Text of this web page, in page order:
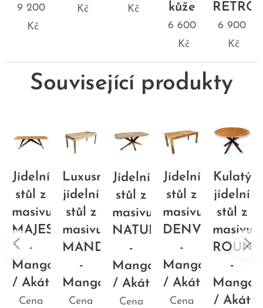
9 200
Kč
Kč
Kč
kůže
6 600
Kč
RETRO
6 900
Kč
Související produkty
Jídelní
stůl z
masivu
MAJESTY
-
Mango
/ Akát
Cena
Luxusní
jídelní
stůl z
masivu
MANDALA
-
Mango
Cena
Jídelní
stůl z
masivu
NATUR
-
Mango
/ Akát
Cena
Jídelní
stůl z
masivu
DENVER
-
Mango
/ Akát
Cena
Kulatý
jídelní
stůl z
masivu
ROUND
-
Mango
/ Akát